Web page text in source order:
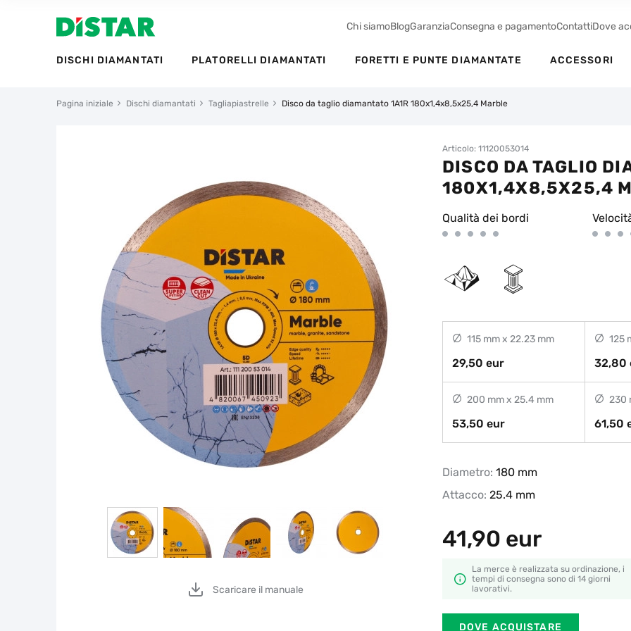
Chi siamoBlogGaranziaConsegna e pagamentoContattiDove
DISCHI DIAMANTATI PLATORELLI DIAMANTATI FORETTI E PUNTE DIAMANTATE ACCESSORI
Pagina iniziale Dischi diamantati Tagliapiastrelle Disco da taglio diamantato 1A1R 180x1,4x8,5x25,4 Marble
Scaricare il manuale
Articolo: 11120053014
DISCO DA TAGLIO
180X1,4X8,5X25,4
Qualità dei bordi
115 mm x 22.23 mm
29,50 eur
125
32,80
200 mm x 25.4 mm
53,50 eur
230
61,50
Diametro: 180 mm
Attacco: 25.4 mm
41,90 eur
La merce è realizzata su ordinazione, i
tempi di consegna sono di 14 giorni
lavorativi.
DOVE ACQUISTARE